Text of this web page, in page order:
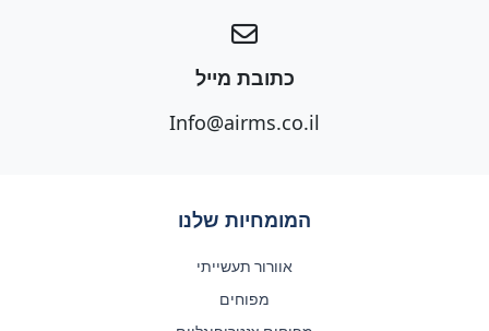
כתובת מייל
Info@airms.co.il
המומחיות שלנו
אוורור תעשייתי
מפוחים